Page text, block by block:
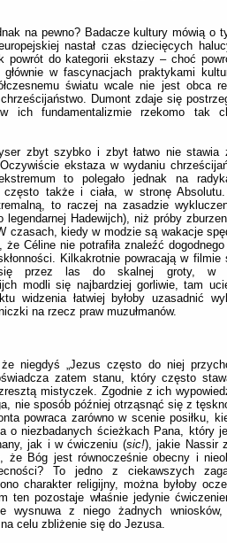
na pewno? Badacze kultury mówią o
nastał czas dziecięcych
powrót do kategorii ekstazy – choć
w fascynacjach praktykami
światu wcale nie jest obca
Dumont zdaje się
ich fundamentalizmie rzekomo tak
zbyt szybko i zbyt łatwo nie stawia
ekstaza w wydaniu
to polegało jednak na
często także i ciała, w stronę
to raczej na zasadzie
Hadewijch), niż próby
czasach, kiedy w modzie są wakacje
Céline nie potrafiła znaleźć
Kilkakrotnie powracają w filmie
się przez las do skalnej groty, w
modli się najbardziej gorliwie, tam
widzenia łatwiej byłoby uzasadnić
na rzecz praw muzułmanów.
niegdyś „Jezus często do niej
zatem stanu, który często
mistyczek. Zgodnie z ich
nie sposób później otrząsnąć się z
powraca zarówno w scenie posiłku,
o niezbadanych ścieżkach Pana, który
jak i w ćwiczeniu (sic!), jakie Nassir
że Bóg jest równocześnie obecny i
To jedno z ciekawszych
charakter religijny, można byłoby
ten pozostaje właśnie jedynie
wysnuwa z niego żadnych
celu zbliżenie się do Jezusa.